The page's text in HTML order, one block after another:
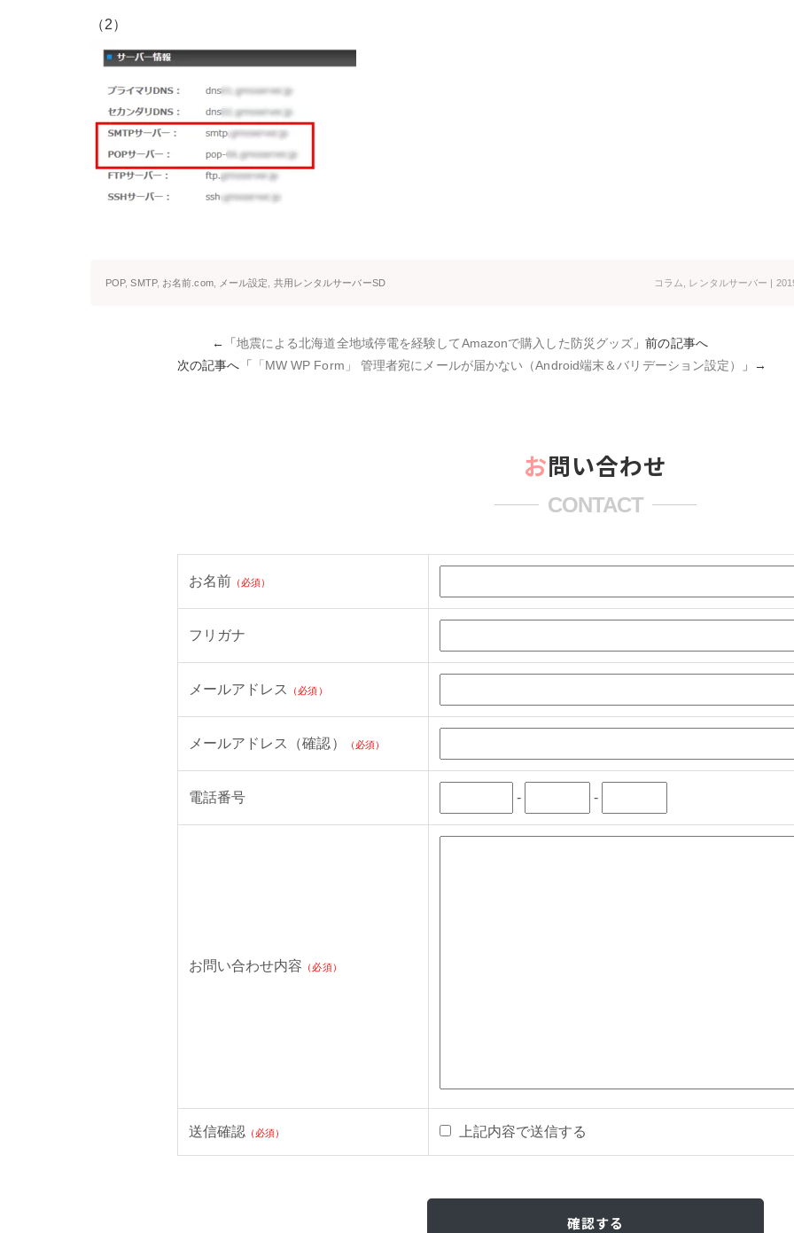
（2）
POP,SMTP, お名前.com, メール設定 共用レンタルサーバーSD コラム レンタルサーバー |
←「地震による北海道全地域停電を経験してAmazonで購入した防災グッズ 」前の記事へ
次の記事へ「
「MW WP Form」 管理者宛にメールが届かない（Android端末＆バリデーション設定） 」→
お問い合わせ
CONTACT
お名前 （必須）
フリガナ
メールアドレス （必須）
メールアドレス（確認） （必須）
電話番号 - -
お問い合わせ内容 （必須）
送信確認（必須） 上記内容で送信する